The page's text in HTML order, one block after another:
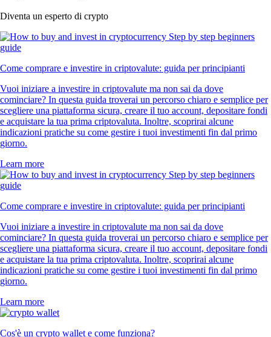
Diventa un esperto di crypto
Come comprare e investire in criptovalute: guida per principianti
Vuoi iniziare a investire in criptovalute ma non sai da dove
cominciare? In questa guida troverai un percorso chiaro e semplice per
scegliere una piattaforma sicura, creare il tuo account, depositare fondi
e acquistare la tua prima criptovaluta. Inoltre, scoprirai alcune
indicazioni pratiche su come gestire i tuoi investimenti fin dal primo
giorno.
Learn more
Come comprare e investire in criptovalute: guida per principianti
Vuoi iniziare a investire in criptovalute ma non sai da dove
cominciare? In questa guida troverai un percorso chiaro e semplice per
scegliere una piattaforma sicura, creare il tuo account, depositare fondi
e acquistare la tua prima criptovaluta. Inoltre, scoprirai alcune
indicazioni pratiche su come gestire i tuoi investimenti fin dal primo
giorno.
Learn more
Cos'è un crypto wallet e come funziona?